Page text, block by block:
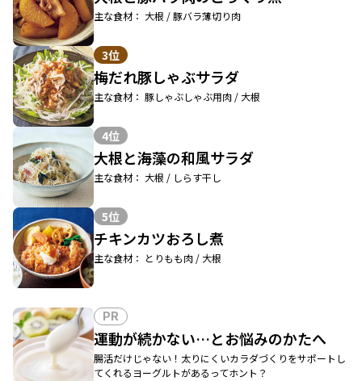
主な食材： 大根 / 豚バラ薄切り肉
3位
梅だれ豚しゃぶサラダ
主な食材： 豚しゃぶしゃぶ用肉 / 大根
4位
大根と海藻の和風サラダ
主な食材： 大根 / しらす干し
5位
チキンカツおろし煮
主な食材： とりもも肉 / 大根
PR
運動が続かない…とお悩みのかたへ
腸活だけじゃない！太りにくいカラダづくりをサポートし
てくれるヨーグルトがあるってホント？